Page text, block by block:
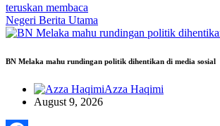
teruskan membaca
Negeri Berita Utama
BN Melaka mahu rundingan politik dihentikan di media sosial
Azza Haqimi
August 9, 2026